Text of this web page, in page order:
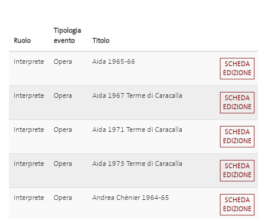
Ruolo
Tipologia
evento
Titolo
Interprete Opera Aida 1965-66
SCHEDA
EDIZIONE
Interprete Opera Aida 1967 Terme di Caracalla
SCHEDA
EDIZIONE
Interprete Opera Aida 1971 Terme di Caracalla
SCHEDA
EDIZIONE
Interprete Opera Aida 1973 Terme di Caracalla
SCHEDA
EDIZIONE
Interprete Opera Andrea Chénier 1964-65
SCHEDA
EDIZIONE